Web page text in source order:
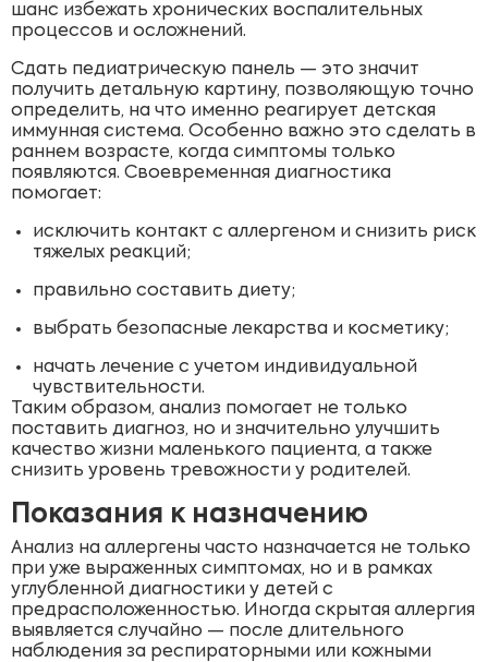
шанс избежать хронических воспалительных
процессов и осложнений.
Сдать педиатрическую панель — это значит
получить детальную картину, позволяющую точно
определить, на что именно реагирует детская
иммунная система. Особенно важно это сделать в
раннем возрасте, когда симптомы только
появляются. Своевременная диагностика
помогает:
исключить контакт с аллергеном и снизить риск
тяжелых реакций;
правильно составить диету;
выбрать безопасные лекарства и косметику;
начать лечение с учетом индивидуальной
чувствительности.
Таким образом, анализ помогает не только
поставить диагноз, но и значительно улучшить
качество жизни маленького пациента, а также
снизить уровень тревожности у родителей.
Показания к назначению
Анализ на аллергены часто назначается не только
при уже выраженных симптомах, но и в рамках
углубленной диагностики у детей с
предрасположенностью. Иногда скрытая аллергия
выявляется случайно — после длительного
наблюдения за респираторными или кожными